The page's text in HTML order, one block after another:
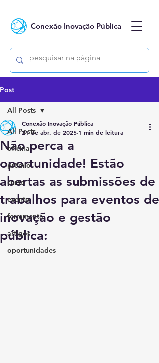
Conexão Inovação Pública
Post
All Posts
oficina
prêmio
curso
evento
ferramenta
artigos
oportunidades
All Posts
Não perca a
oportunidade! Estão
abertas as submissões de
trabalhos para eventos de
inovação e gestão
pública:
Conexão Inovação Pública
21 de abr. de 2025 1 min de leitura